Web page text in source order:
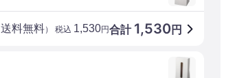
合計 1,530円
送料無料） 税込 1,530円